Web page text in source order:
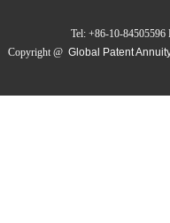
Tel: +86-10-
Copyright @ Global Patent